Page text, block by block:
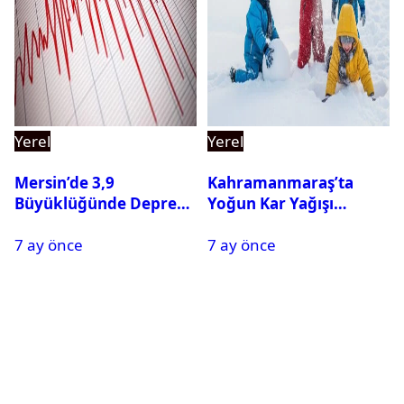
Yerel
Mersin’de 3,9
Büyüklüğünde Deprem
7 ay önce
Yerel
Kahramanmaraş’ta
Yoğun Kar Yağışı
Tatil
7 ay önce